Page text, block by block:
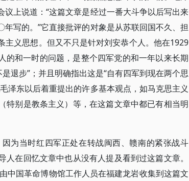
上说道：“这篇文章是经过一番大斗争以后写出来
写的。”它直接批评的对象是从苏联回国不久、担
义思想。但又不只是针对刘安恭个人。他在1929
的和一时的问题，是整个四军党的和一年以来长期
退步”；并且明确指出这是“自有四军到现在两个思
泽东以后着重提出的许多基本观点，如马克思主义
特别是教条主义）等，在这篇文章中都已有相当明
为当时红四军正处在转战闽西、赣南的紧张战斗
在回忆文章中也从没有人提及看到过这篇文章。
中国革命博物馆工作人员在福建龙岩收集到这篇文